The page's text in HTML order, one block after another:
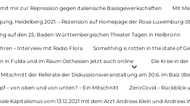
mir zur Repression gegen italienische Basisgewerkschaften Mit
Heidelberg 2021. – Rezension auf Homepage der Rosa-Luxemburg-
auf den 25. Baden-Württembergischen Theater Tagen in Heilbronn
– Interview mit Radio Flora Something is rotten in the state of
in Fulda und im Raum Osthessen jetzt auch online Die Krise in
der Referate der Diskussionsveranstaltung am 30.6. im Baiz
– von oben und von unten? – Ein Mitschnitt ZeroCovid – Rückblick
Kapitalismus vom 13.12.2021 mit dem Arzt Andreas Klein und